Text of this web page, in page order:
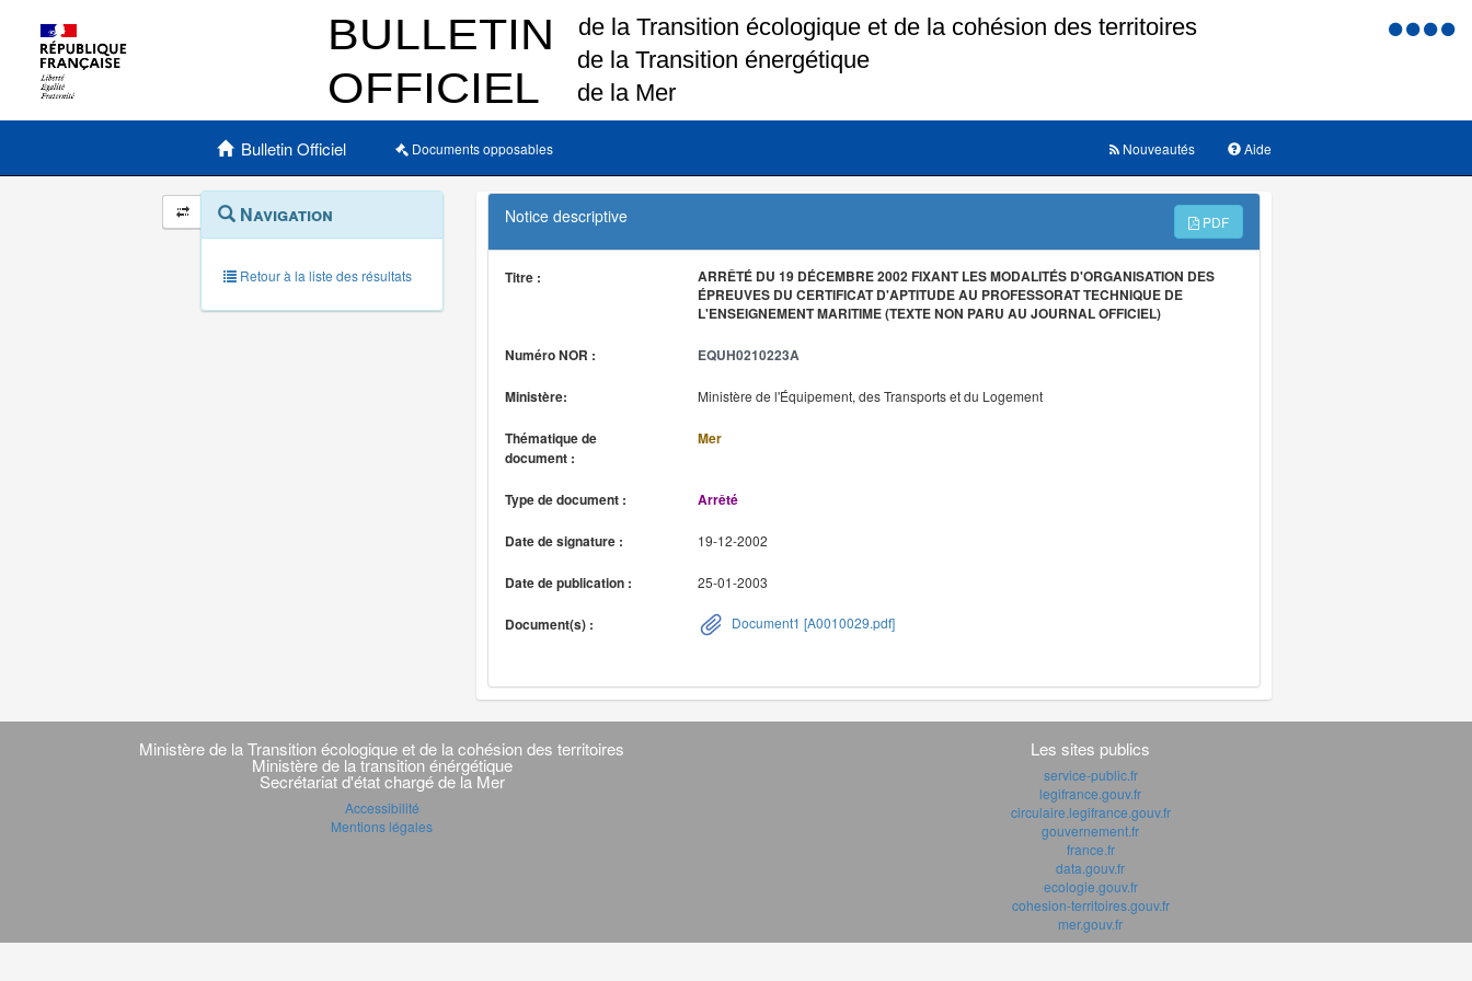
Menu
Menu principal
Bulletin Officiel Documents opposables Aide
Nouveautés
Navigation
et
outils
annexes
Menu
contextuel
Navigation
Retour à la liste des résultats
Notice descriptive PDF
Titre :
ARRÊTÉ DU 19 DÉCEMBRE 2002 FIXANT LES MODALITÉS D'ORGANISATION DES
ÉPREUVES DU CERTIFICAT D'APTITUDE AU PROFESSORAT TECHNIQUE DE
L'ENSEIGNEMENT MARITIME (TEXTE NON PARU AU JOURNAL OFFICIEL)
Numéro NOR : EQUH0210223A
Ministère: Ministère de l'Équipement, des Transports et du Logement
Thématique de
document :
Mer
Type de document : Arrêté
Date de signature : 19-12-2002
Date de publication : 25-01-2003
Document(s) : Document1 [A0010029.pdf]
Navigation
transverseMinistère de la Transition écologique et de la cohésion des territoires
Ministère de la transition énérgétique
Secrétariat d'état chargé de la Mer
Accessibilité
Mentions légales
Les sites publics
service-public.fr
legifrance.gouv.fr
circulaire.legifrance.gouv.fr
gouvernement.fr
france.fr
data.gouv.fr
ecologie.gouv.fr
cohesion-territoires.gouv.fr
mer.gouv.fr